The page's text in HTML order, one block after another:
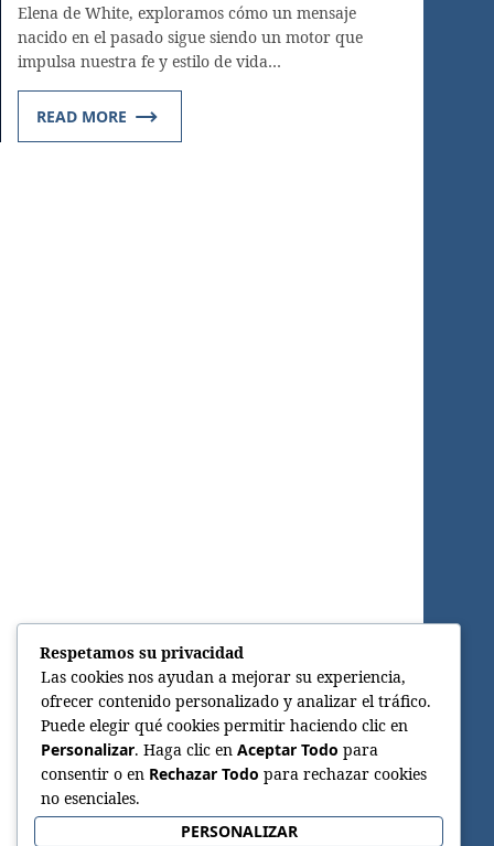
Elena de White, exploramos cómo un mensaje
nacido en el pasado sigue siendo un motor que
impulsa nuestra fe y estilo de vida…
READ MORE
Respetamos su privacidad
Las cookies nos ayudan a mejorar su experiencia,
ofrecer contenido personalizado y analizar el tráfico.
Puede elegir qué cookies permitir haciendo clic en
Personalizar. Haga clic en Aceptar Todo para
consentir o en Rechazar Todo para rechazar cookies
no esenciales.
PERSONALIZAR